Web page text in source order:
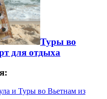
Туры во
для отдыха
и Туры во Вьетнам из